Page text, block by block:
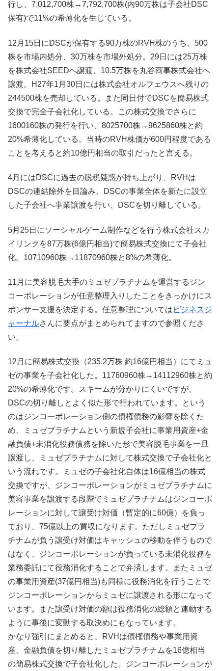
行し、7,012,700株→7,792,700株(内90万株は子会社DSC
保有)で11%の希薄化を生じている。
12月15日にDSCが保有する90万株のRVH株のうち、500
株を市場内処分、30万株を市場外処分。29日には25万株
を株式会社SEEDへ譲渡、10.5万株を丸谷商事株式会社へ
譲渡。H27年1月30日には株式会社オルフェウスへ残りの
244500株を売却している。また同日付でDSCを簡易株式
交換で完全子会社化している。この株式交換でさらに
1600160株の発行を行い、8025700株→9625860株と約
20%希薄化している。当時のRVH株価が600円程度である
ことを考えると約10億円相当の取引だったと言える。
4月にはDSCに過去の脱税疑惑が持ち上がり、RVHは
DSCの連結除外を目論み、DSCの事業全体を新たに設立
した子会社へ事業譲渡を行い、DSCを切り離している。
5月25日にソーシャルゲーム制作などを行う株式会社スカ
イリンクを87万株(6億円相当)で簡易株式交換にて子会社
化。10710960株→11870960株と8%の希薄化。
11月に美容脱毛大手のミュゼプラチナムを運営するジン
コーポレーションが任意整理入りしたことをきっかけにス
ポンサー支援を決定する。任意整理については ビジネスジ
ャーナルさんに要点がまとめられてますので参照くださ
い。
12月に簡易株式交換（235.2万株 約16億円相当）にてミュ
ゼの事業を子会社化した。11760960株→14112960株と約
20%の希薄化です。スキームが分かりにくいですが、
DSCの切り離しとよく似た形で行われています。という
のはジンコーポレーション側の債権債務の影響を除くた
め、ミュゼプラチナムという新規子会社に事業用資産+金
融負債+未消化役務債務を除いた形で美容脱毛事業を一旦
譲渡し、ミュゼプラチナムに対して株式交換で子会社化と
いう流れです。ミュゼの子会社化自体は16億相当の株式
交換ですが、ジンコーポレーションがミュゼプラチナムに
美容事業を譲渡する段階でミュゼプラチナムはジンコーポ
レーションに対して譲受け対価（暫定的に60億）を負っ
ており、75億以上の買収になります。ただしミュゼプラ
チナムが負う譲受け対価はキャッシュの移動を伴うもので
はなく、ジンコーポレーションが負っている未消化役務を
業務委託にて役務消化することで弁済します。またミュゼ
の事業用資産(37億円相当)も同様に役務消化を行うことで
ジンコーポレーションからミュゼに譲渡される形になって
います。また譲受け対価の額は役務消化の総額と連動する
ように事後に変動する取決めにもなっています。
かなり強引にまとめると、RVHは債権債務や事業用資
産、金融負債を切り離したミュゼプラチナムを16億相当
の簡易株式交換で子会社化した。ジンコーポレーションが